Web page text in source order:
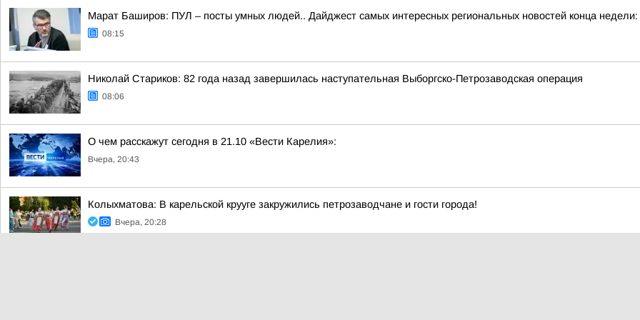
Марат Баширов: ПУЛ – посты умных людей.. Дайджест самых интересных региональных новостей конца недели:
08:15
Николай Стариков: 82 года назад завершилась наступательная Выборгско-Петрозаводская операция
08:06
О чем расскажут сегодня в 21.10 «Вести Карелия»:
Вчера, 20:43
Колыхматова: В карельской крууге закружились петрозаводчане и гости города!
Вчера, 20:28